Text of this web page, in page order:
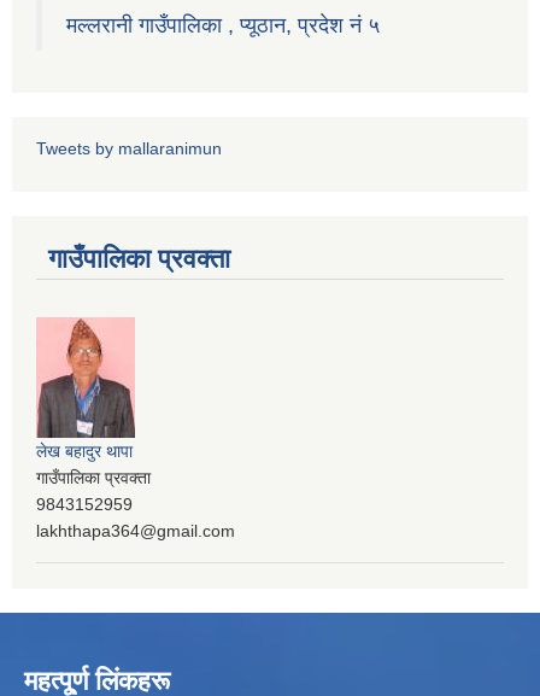
मल्लरानी गाउँपालिका , प्यूठान, प्रदेश नं ५
Tweets by mallaranimun
गाउँपालिका प्रवक्ता
लेख बहादुर थापा
गाउँपालिका प्रवक्ता
9843152959
lakhthapa364@gmail.com
महत्पू्र्ण लिंकहरू